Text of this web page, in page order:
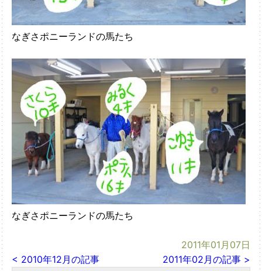
なぎさポニーランドの馬たち
なぎさポニーランドの馬たち
2011年01月07日
< 2010年12月の記事
2011年02月の記事 >